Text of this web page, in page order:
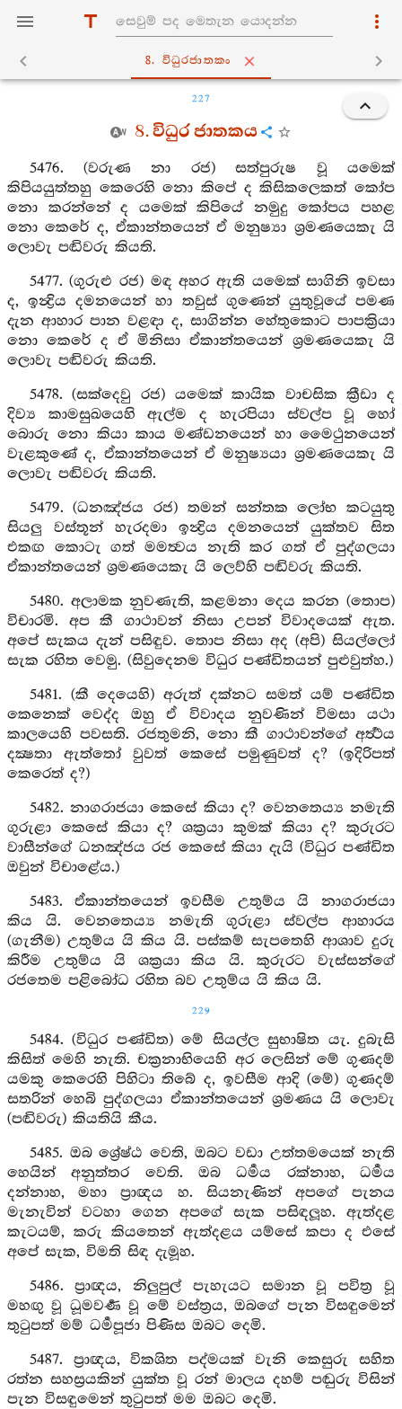
8. විධුරජාතකං
227
8. විධුර ජාතකය
5476. (වරුණ නා රජ) සත්පුරුෂ වූ යමෙක්
කිපියයුත්තහු කෙරෙහි නො කිපේ ද කිසිකලෙකත් කෝප
නො කරන්නේ ද යමෙක් කිපියේ නමුදු කෝපය පහළ
නො කෙරේ ද, ඒකාන්තයෙන් ඒ මනුෂ්‍යා ශ්‍රමණයෙකැ යි
ලොවැ පඬිවරු කියති.
5477. (ගුරුළු රජ) මඳ අහර ඇති යමෙක් සාගිනි ඉවසා
ද, ඉන්‍ද්‍රිය දමනයෙන් හා තවුස් ගුණෙන් යුතුවූයේ පමණ
දැන ආහාර පාන වළඳා ද, සාගින්න හේතුකොට පාපක්‍රියා
නො කෙරේ ද ඒ මිනිසා ඒකාන්තයෙන් ශ්‍රමණයෙකැ යි
ලොවැ පඬිවරු කියති.
5478. (සක්දෙවු රජ) යමෙක් කායික වාචසික ක්‍රීඩා ද
දිව්‍ය කාමසුඛයෙහි ඇල්ම ද හැරපියා ස්වල්ප වූ හෝ
බොරු නො කියා කාය මණ්ඩනයෙන් හා මෛථුනයෙන්
වැළකුණේ ද, ඒකාන්තයෙන් ඒ මනුෂ්‍යයා ශ්‍රමණයෙකැ යි
ලොවැ පඬිවරු කියති.
5479. (ධනඤ්ජය රජ) තමන් සන්තක ලෝභ කටයුතු
සියලු වස්තූන් හැරදමා ඉන්‍ද්‍රිය දමනයෙන් යුක්තව සිත
එකඟ කොටැ ගත් මමත්‍වය නැති කර ගත් ඒ පුද්ගලයා
ඒකාන්තයෙන් ශ්‍රමණයෙකැ යි ලෙව්හි පඬිවරු කියති.
5480. අලාමක නුවණැති, කළමනා දෙය කරන (තොප)
විචාරමි. අප කී ගාථාවන් නිසා උපන් විවාදයෙක් ඇත.
අපේ සැකය දැන් පසිඳුව. තොප නිසා අද (අපි) සියල්ලෝ
සැක රහිත වෙමු. (සිවුදෙනම විධුර පණ්ඩිතයන් පුළුවුත්හ.)
5481. (කී දෙයෙහි) අරුත් දක්නට සමත් යම් පණ්ඩිත
කෙනෙක් වෙද්ද ඔහු ඒ විවාදය නුවණින් විමසා යථා
කාලයෙහි පවසති. රජතුමනි, නො කී ගාථාවන්ගේ අර්‍ත්‍ථය
දක්‍ෂතා ඇත්තෝ වුවත් කෙසේ පමුණුවත් ද? (ඉදිරිපත්
කෙරෙත් ද?)
5482. නාගරාජයා කෙසේ කියා ද? වෙනතෙය්‍ය නමැති
ගුරුළා කෙසේ කියා ද? ශක්‍රයා කුමක් කියා ද? කුරුරට
වාසීන්ගේ ධනඤ්ජය රජ කෙසේ කියා දැයි (විධුර පණ්ඩිත
ඔවුන් විචාළේය.)
5483. ඒකාන්තයෙන් ඉවසීම උතුම්ය යි නාගරාජයා
කිය යි. වෙනතෙය්‍ය නමැති ගුරුළා ස්වල්ප ආහාරය
(ගැනීම) උතුම්ය යි කිය යි. පස්කම් සැපතෙහි ආශාව දුරු
කිරීම උතුම්ය යි ශක්‍රයා කිය යි. කුරුරට වැස්සන්ගේ
රජතෙම පළිබෝධ රහිත බව උතුම්ය යි කිය යි.
229
5484. (විධුර පණ්ඩිත) මේ සියල්ල සුභාෂිත යැ. දුබැසි
කිසිත් මෙහි නැති. චක්‍රනාභියෙහි අර ලෙසින් මේ ගුණදම්
යමකු කෙරෙහි පිහිටා තිබේ ද, ඉවසීම ආදි (මේ) ගුණදම්
සතරින් හෙබි පුද්ගලයා ඒකාන්තයෙන් ශ්‍රමණය යි ලොවැ
(පඬිවරු) කියතියි කීය.
5485. ඔබ ශ්‍රේෂ්ඨ වෙති, ඔබට වඩා උත්තමයෙක් නැති
හෙයින් අනුත්තර වෙති. ඔබ ධර්‍මය රක්නාහ, ධර්‍මය
දන්නාහ, මහා ප්‍රාඥය හ. සියනැණින් අපගේ පැනය
මැනැවින් වටහා ගෙන අපගේ සැක පසිඳලූහ. ඇත්දළ
කැටයම්, කරු කියතෙන් ඇත්දළය යම්සේ කපා ද එසේ
අපේ සැක, විමති සිඳ දැමූහ.
5486. ප්‍රාඥය, නිලුපුල් පැහැයට සමාන වූ පවිත්‍ර වූ
මහඟු වූ ධූමවර්‍ණ වූ මේ වස්ත්‍රය, ඔබගේ පැන විසඳුමෙන්
තුටුපත් මම් ධර්‍මපූජා පිණිස ඔබට දෙමි.
5487. ප්‍රාඥය, විකශිත පද්මයක් වැනි කෙසුරු සහිත
රත්න සහස්‍රයකින් යුක්ත වූ රන් මාලය දහම් පඬුරු විසින්
පැන විසඳුමෙන් තුටුපත් මම ඔබට දෙමි.